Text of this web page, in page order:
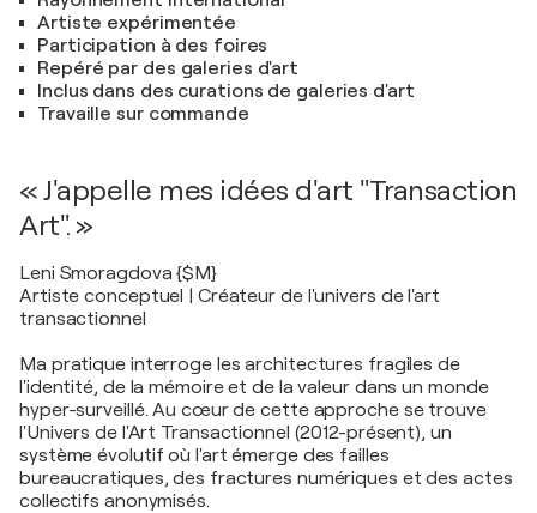
Artiste expérimentée
Participation à des foires
Repéré par des galeries d'art
Inclus dans des curations de galeries d'art
Travaille sur commande
« J'appelle mes idées d'art "Transaction
Art". »
Leni Smoragdova {$M}
Artiste conceptuel | Créateur de l'univers de l'art
transactionnel
Ma pratique interroge les architectures fragiles de
l'identité, de la mémoire et de la valeur dans un monde
hyper-surveillé. Au cœur de cette approche se trouve
l'Univers de l'Art Transactionnel (2012-présent), un
système évolutif où l'art émerge des failles
bureaucratiques, des fractures numériques et des actes
collectifs anonymisés.